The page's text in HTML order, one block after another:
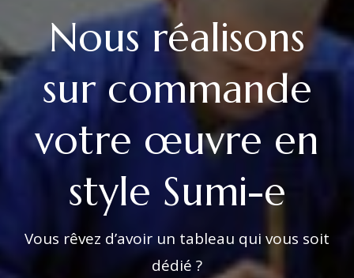
Nous réalisons
sur commande
votre œuvre en
style Sumi-e
Vous rêvez d’avoir un tableau qui vous soit
dédié ?